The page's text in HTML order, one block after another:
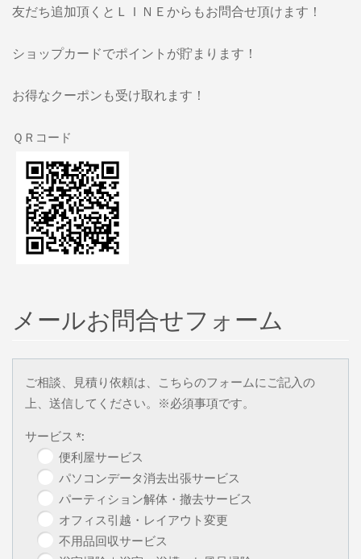
友だち追加頂くとＬＩＮＥからもお問合せ頂けます！
ショップカードでポイントが貯まります！
お得なクーポンも受け取れます！
ＱＲコード
メールお問合せフォーム
ご相談、見積り依頼は、こちらのフォームにご記入の
上、送信してください。※必須事項です。
サービス *:
便利屋サービス
パソコンデータ消去出張サービス
パーティション解体・撤去サービス
オフィス引越・レイアウト変更
不用品回収サービス